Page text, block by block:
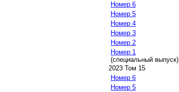
Номер 6
Номер 5
Номер 4
Номер 3
Номер 2
Номер 1
(специальный выпуск)
2023 Том 15
Номер 6
Номер 5